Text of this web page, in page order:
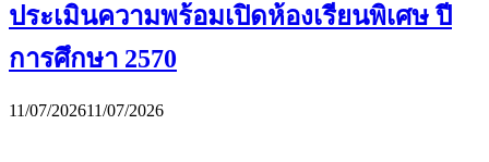
ประเมินความพร้อมเปิดห้องเรียนพิเศษ ปี
การศึกษา 2570
11/07/202611/07/2026